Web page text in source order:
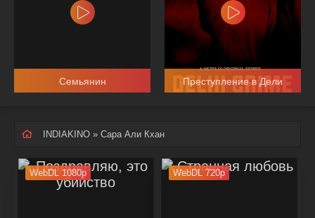
Семьянин Преступление в Дели
INDIAKINO » Сара Али Кхан
WebDL 1080p WebDL 720p